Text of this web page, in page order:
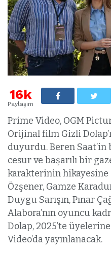
16k
Paylaşım
Prime Video, OGM
Orijinal film Gizli
duyurdu. Beren Saat’in
cesur ve başarılı bir
karakterinin hikayesine
Özşener, Gamze
Duygu Sarışın, Pınar
Alabora’nın oyuncu
Dolap, 2025’te
Video’da yayınlanacak.